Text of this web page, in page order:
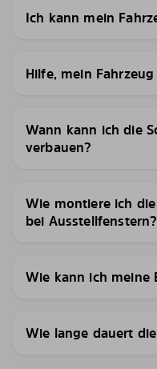
Ich kann mein
Hilfe, mein
Wann kann ich die
verbauen?
Wie montiere ich
bei Ausstellfenstern?
Wie kann ich meine
Wie lange dauert